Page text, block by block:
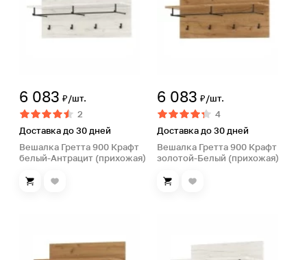
6 083 ₽/шт.
2
Доставка до 30 дней
Вешалка Гретта 900 Крафт
белый-Антрацит (прихожая)
6 083 ₽/шт.
4
Доставка до 30 дней
Вешалка Гретта 900 Крафт
золотой-Белый (прихожая)